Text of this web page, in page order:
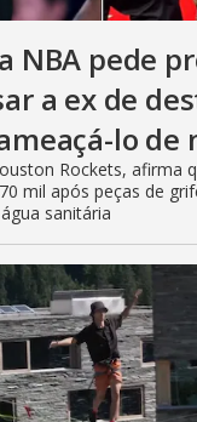
NBA pede
a ex de
lo de
Rockets, afirma
mil após peças de
sanitária